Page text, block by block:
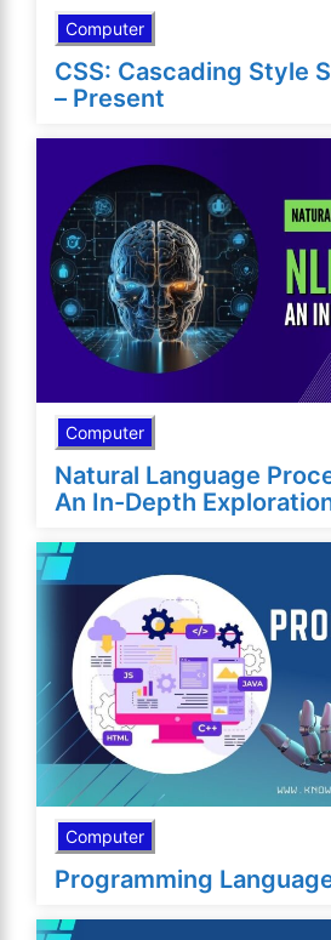
Computer
CSS: Cascading Style
– Present
Computer
Natural Language
An In-Depth
Computer
Programming